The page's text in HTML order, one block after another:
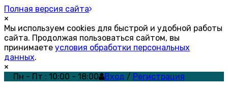
Полная версия сайта
×
Мы используем cookies для быстрой и удобной работы
сайта. Продолжая пользоваться сайтом, вы
принимаете условия обработки персональных
данных.
×
Пн - Пт : 10:00 - 18:00
Вход / Регистрация